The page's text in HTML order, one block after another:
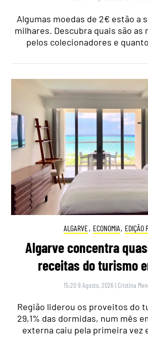
Algumas moedas de 2€ estão a
milhares. Descubra quais são as
pelos colecionadores e
ALGARVE, ECONOMIA, EDIÇÃO
Algarve concentra
receitas do turismo
15:20 9 Agosto, 2026 | Cristina
Região liderou os proveitos do
29,1% das dormidas, num mês
externa caiu pela primeira vez